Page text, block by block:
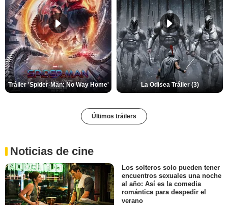
Tráiler 'Spider-Man: No Way Home' La Odisea Tráiler (3)
Últimos tráilers
Noticias de cine
Los solteros solo pueden tener
encuentros sexuales una noche
al año: Así es la comedia
romántica para despedir el
verano